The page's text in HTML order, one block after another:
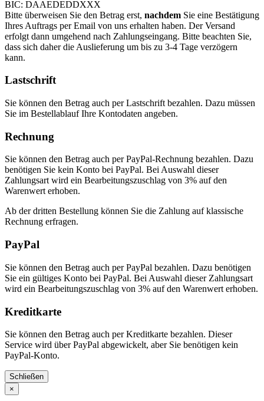
BIC: DAAEDEDDXXX
Bitte überweisen Sie den Betrag erst, nachdem Sie eine Bestätigung
Ihres Auftrags per Email von uns erhalten haben. Der Versand
erfolgt dann umgehend nach Zahlungseingang. Bitte beachten Sie,
dass sich daher die Auslieferung um bis zu 3-4 Tage verzögern
kann.
Lastschrift
Sie können den Betrag auch per Lastschrift bezahlen. Dazu müssen
Sie im Bestellablauf Ihre Kontodaten angeben.
Rechnung
Sie können den Betrag auch per PayPal-Rechnung bezahlen. Dazu
benötigen Sie kein Konto bei PayPal. Bei Auswahl dieser
Zahlungsart wird ein Bearbeitungszuschlag von 3% auf den
Warenwert erhoben.
Ab der dritten Bestellung können Sie die Zahlung auf klassische
Rechnung erfragen.
PayPal
Sie können den Betrag auch per PayPal bezahlen. Dazu benötigen
Sie ein gültiges Konto bei PayPal. Bei Auswahl dieser Zahlungsart
wird ein Bearbeitungszuschlag von 3% auf den Warenwert erhoben.
Kreditkarte
Sie können den Betrag auch per Kreditkarte bezahlen. Dieser
Service wird über PayPal abgewickelt, aber Sie benötigen kein
PayPal-Konto.
Schließen
×